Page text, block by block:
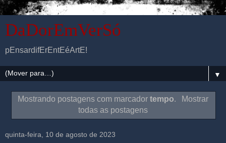
DaDorEmVerSó
pEnsardifErEntEéArtE!
▼
Mostrando postagens com marcadortempo.
Mostrar
todas as postagens
quinta-feira, 10 de agosto de 2023